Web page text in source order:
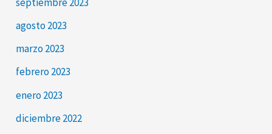
agosto 2023
marzo 2023
febrero 2023
enero 2023
diciembre 2022